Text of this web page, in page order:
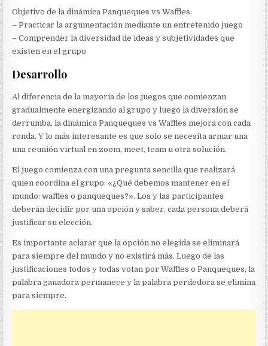
Objetivo de la dinámica Panqueques vs Waffles:
– Practicar la argumentación mediante un entretenido juego
– Comprender la diversidad de ideas y subjetividades que
existen en el grupo
Desarrollo
Al diferencia de la mayoría de los juegos que comienzan
gradualmente energizando al grupo y luego la diversión se
derrumba, la dinámica Panqueques vs Waffles mejora con cada
ronda. Y lo más interesante es que solo se necesita armar una
una reunión virtual en zoom, meet, team u otra solución.
El juego comienza con una pregunta sencilla que realizará
quien coordina el grupo: «¿Qué debemos mantener en el
mundo: waffles o panqueques?». Los y las participantes
deberán decidir por una opción y saber, cada persona deberá
justificar su elección.
Es importante aclarar que la opción no elegida se eliminará
para siempre del mundo y no existirá más. Luego de las
justificaciones todos y todas votan por Waffles o Panqueques, la
palabra ganadora permanece y la palabra perdedora se elimina
para siempre.